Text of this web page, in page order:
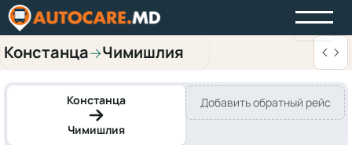
Констанца→Чимишлия
Констанца
Чимишлия
Добавить обратный рейс